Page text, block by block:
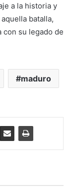
a la historia y
batalla,
con su legado de
maduro